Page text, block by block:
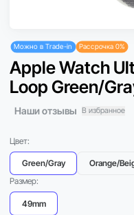
Apple Watch
Loop Green/
Наши отзывы В избранное
Можно в Trade-in Рассрочка 0%
Цвет:
Green/Gray Orange/
Размер:
49mm